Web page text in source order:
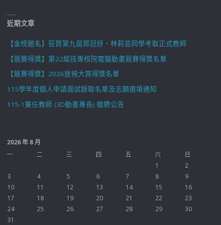
近期文章
【金榜題名】狂賀第九屆郭冠妤、林莉芸同學考取正式教師
【競賽得獎】第22屆技專校院電腦動畫競賽得獎名單
【競賽得獎】2026放視大賞得獎名單
115學年度個人申請面試錄取名單及志願選填通知
115-1兼任教師 (3D動畫專長) 徵聘公告
2026 年 8 月
一
二 三 四 五 六
日
1
2
3
4 5 6 7 8
9
10
11 12 13 14 15
16
17
18 19 20 21 22
23
24
25 26 27 28 29
30
31